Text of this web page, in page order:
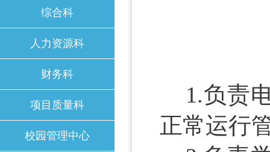
综合科
人力资源科
财务科
项目质量科
校园管理中心
1.负责
正常运行